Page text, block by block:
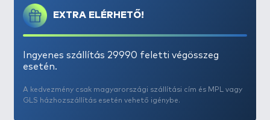
EXTRA ELÉRHETŐ!
Ingyenes szállítás 29990 feletti végösszeg
esetén.
A kedvezmény csak magyarországi szállítási cím és MPL vagy
GLS házhozszállítás esetén vehető igénybe.